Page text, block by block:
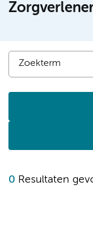
0 Resultaten